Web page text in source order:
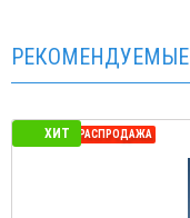
РЕКОМЕНДУЕМЫЕ
ХИТ
СЕЗОННАЯ РАСПРОДАЖА